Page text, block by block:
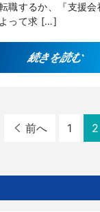
職するか、『支援
って求 […]
続きを読む
前へ 1 2